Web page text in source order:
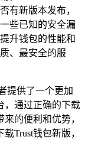
有新版本发布，
些已知的安全漏
升钱包的性能和
、最安全的服
提供了一个更加
，通过正确的下载
的便利和优势，
Trust钱包新版，